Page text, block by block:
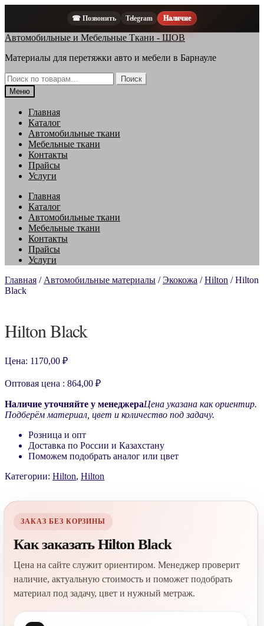
☎ Позвонить Telegram Наличие
Перейти
навигации
Перейти
содержимому
Автомобильные и Мебельные Ткани - ШОВ
Материалы для перетяжки авто и мебели в Барнауле
Искать:
Поиск
Меню
Главная
Каталог
Автомобильные ткани
Мебельные ткани
Контакты
Прайсы
Услуги
Главная
Каталог
Автомобильные ткани
Мебельные ткани
Контакты
Прайсы
Услуги
Главная / Автомобильные материалы /Экокожа /Hilton /Hilton
Black
Hilton Black
Цена: 1170,00 ₽
Оптовая цена : 864,00 ₽
Наличие уточняйте у менеджераЦена указана как ориентир.
Подберём материал, цвет и количество под задачу.
Розница и опт
Доставка по России и Казахстану
Поможем подобрать аналог или цвет
Категории: Hilton, Hilton
ЗАКАЗ БЕЗ КОРЗИНЫ
Как заказать Hilton Black
Цена на сайте служит ориентиром. Менеджер проверит
наличие, актуальную стоимость и поможет подобрать
материал под задачу, цвет и нужный метраж.